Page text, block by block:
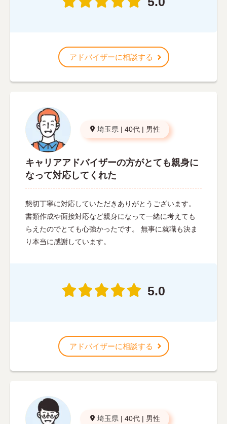
アドバイザーに相談する
埼玉県 | 40代 | 男性
キャリアアドバイザーの方がとても親身に
なって対応してくれた
懇切丁寧に対応していただきありがとうございます。
書類作成や面接対応など親身になって一緒に考えても
らえたのでとても心強かったです。 無事に就職も決ま
り本当に感謝しています。
5.0
アドバイザーに相談する
埼玉県 | 40代 | 男性